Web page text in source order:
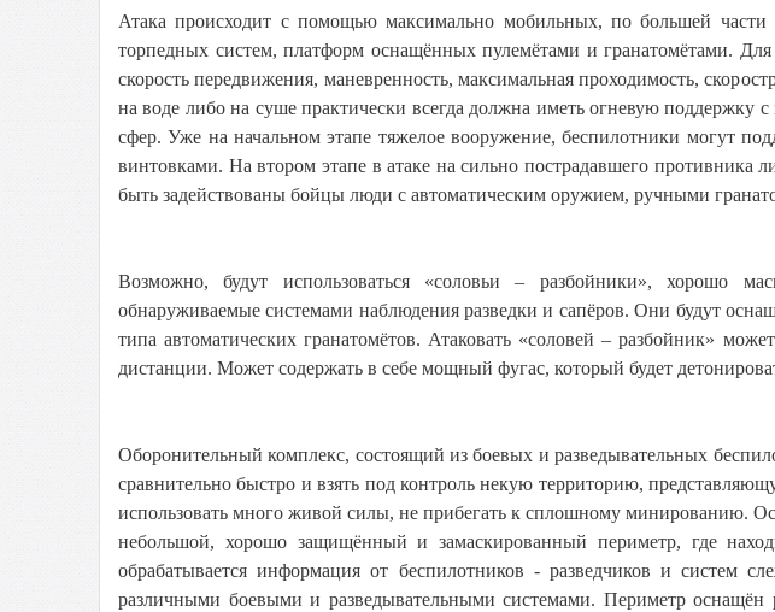
Атака происходит с помощью максимально мобильных, по большей части
торпедных систем, платформ оснащённых пулемётами и гранатомётами.
скорость передвижения, маневренность, максимальная проходимость,
на воде либо на суше практически всегда должна иметь огневую поддержку с
сфер. Уже на начальном этапе тяжелое вооружение, беспилотники могут
винтовками. На втором этапе в атаке на сильно пострадавшего противника
быть задействованы бойцы люди с автоматическим оружием, ручными
Возможно, будут использоваться «соловьи – разбойники», хорошо
обнаруживаемые системами наблюдения разведки и сапёров. Они будут
типа автоматических гранатомётов. Атаковать «соловей – разбойник»
дистанции. Может содержать в себе мощный фугас, который будет
Оборонительный комплекс, состоящий из боевых и разведывательных
сравнительно быстро и взять под контроль некую территорию,
использовать много живой силы, не прибегать к сплошному минированию.
небольшой, хорошо защищённый и замаскированный периметр, где
обрабатывается информация от беспилотников - разведчиков и систем
различными боевыми и разведывательными системами. Периметр оснащён